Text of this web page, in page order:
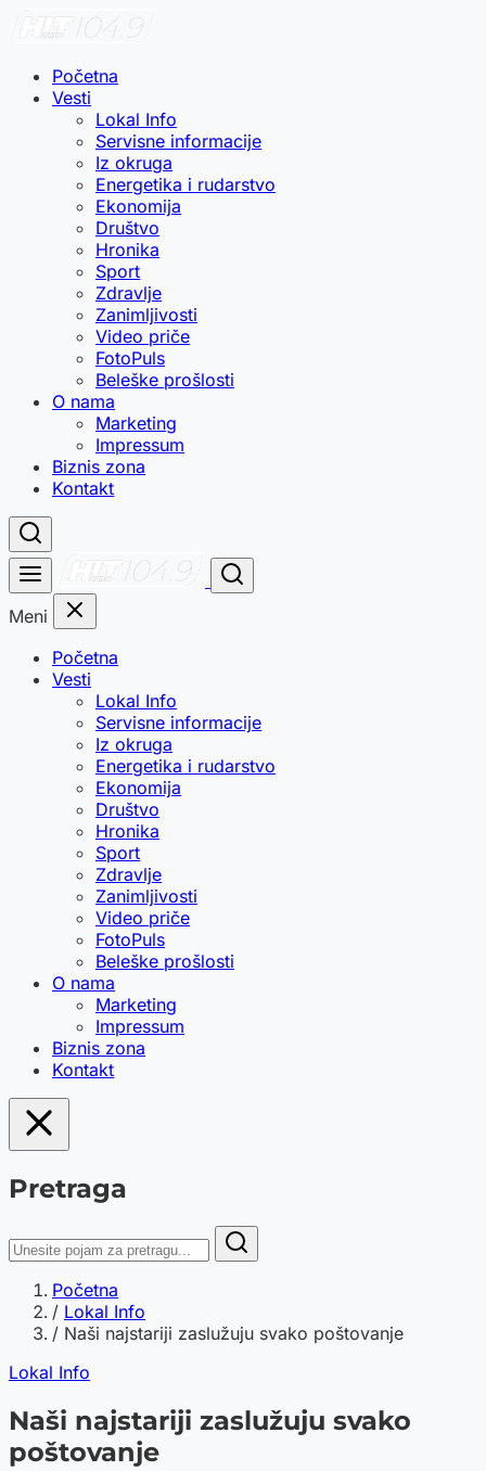
Početna
Vesti
Lokal Info
Servisne informacije
Iz okruga
Energetika i rudarstvo
Ekonomija
Društvo
Hronika
Sport
Zdravlje
Zanimljivosti
Video priče
FotoPuls
Beleške prošlosti
O nama
Marketing
Impressum
Biznis zona
Kontakt
Meni
Početna
Vesti
Lokal Info
Servisne informacije
Iz okruga
Energetika i rudarstvo
Ekonomija
Društvo
Hronika
Sport
Zdravlje
Zanimljivosti
Video priče
FotoPuls
Beleške prošlosti
O nama
Marketing
Impressum
Biznis zona
Kontakt
Pretraga
Početna
/ Lokal Info
/ Naši najstariji zaslužuju svako poštovanje
Lokal Info
Naši najstariji zaslužuju svako
poštovanje